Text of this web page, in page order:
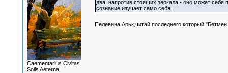
Сaementarius Civitas
Solis Aeterna
два, напротив стоящих зеркала - оно может себя
сознание изучает само себя.
Пелевина,Арьк,читай последнего,который